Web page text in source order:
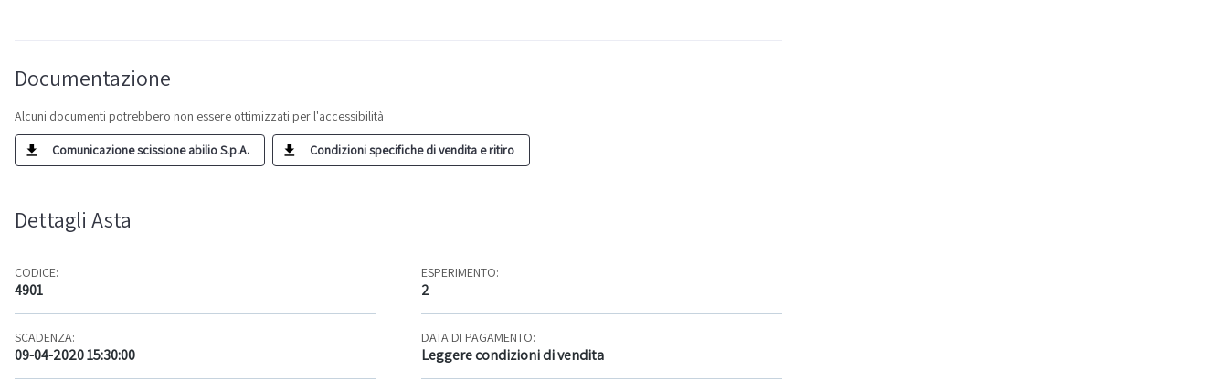
Documentazione
Alcuni documenti potrebbero non essere ottimizzati per l'accessibilità
Comunicazione scissione abilio S.p.A. Condizioni specifiche di vendita e ritiro
Dettagli Asta
CODICE:
4901
ESPERIMENTO:
2
SCADENZA:
09-04-2020 15:30:00
DATA DI PAGAMENTO:
Leggere condizioni di vendita